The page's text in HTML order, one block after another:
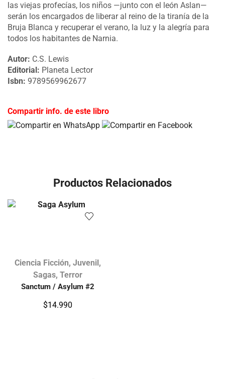
las viejas profecías, los niños —junto con el león Aslan—
serán los encargados de liberar al reino de la tiranía de la
Bruja Blanca y recuperar el verano, la luz y la alegría para
todos los habitantes de Narnia.
Autor: C.S. Lewis
Editorial: Planeta Lector
Isbn: 9789569962677
Compartir info. de este libro
Productos Relacionados
Ciencia Ficción, Juvenil,
Sagas, Terror
Sanctum / Asylum #2
$14.990